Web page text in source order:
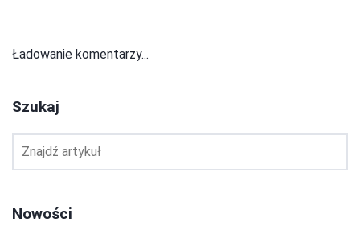
Ładowanie komentarzy...
Szukaj
Nowości